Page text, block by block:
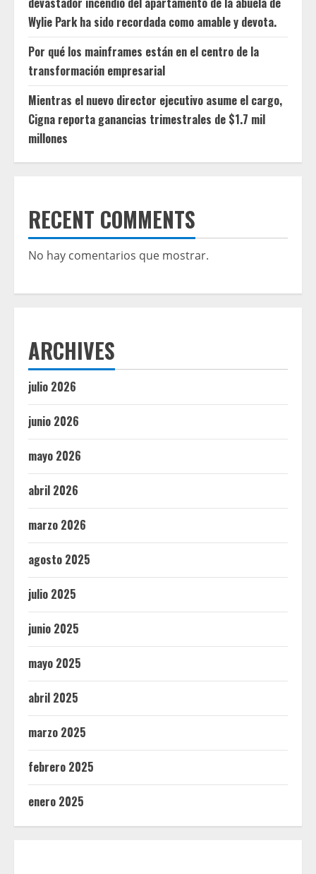
Wylie Park ha sido recordada como amable y devota.
Por qué los mainframes están en el centro de la
transformación empresarial
Mientras el nuevo director ejecutivo asume el cargo,
Cigna reporta ganancias trimestrales de $1.7 mil
millones
RECENT COMMENTS
No hay comentarios que mostrar.
ARCHIVES
julio 2026
junio 2026
mayo 2026
abril 2026
marzo 2026
agosto 2025
julio 2025
junio 2025
mayo 2025
abril 2025
marzo 2025
febrero 2025
enero 2025